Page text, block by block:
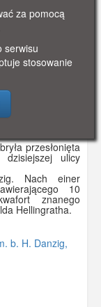
przesłonięta
ulicy
Nach einer
10
znanego
Hellingratha.
b. H. Danzig,
za pomocą
serwisu
stosowanie